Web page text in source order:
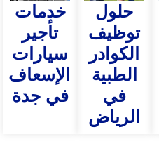
حلول
توظيف
الكوادر
الطبية
في
الرياض
خدمات
تأجير
سيارات
الإسعاف
في جدة